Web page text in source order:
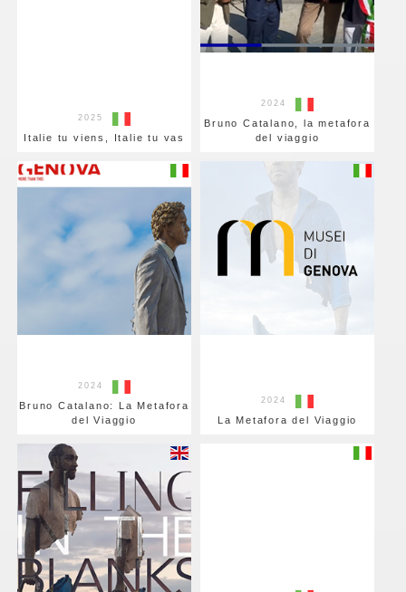
2025
Italie tu viens, Italie tu vas
2024
Bruno Catalano, la metafora
del viaggio
2024
Bruno Catalano: La Metafora
del Viaggio
2024
La Metafora del Viaggio